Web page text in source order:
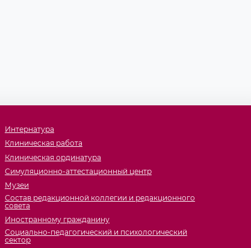
Интернатура
Клиническая работа
Клиническая ординатура
Симуляционно-аттестационный центр
Музеи
Состав редакционной коллегии и редакционного
совета
Иностранному гражданину
Социально-педагогический и психологический
сектор